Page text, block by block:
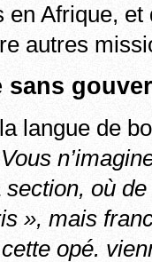
Afrique, et
autres
sans
langue de
section, où
», mais
opé.